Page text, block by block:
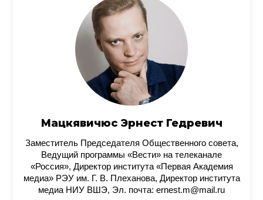
Мацкявичюс Эрнест Гедревич
Заместитель Председателя Общественного совета,
Ведущий программы «Вести» на телеканале
«Россия», Директор института «Первая Академия
медиа» РЭУ им. Г. В. Плеханова, Директор института
медиа НИУ ВШЭ, Эл. почта: ernest.m@mail.ru